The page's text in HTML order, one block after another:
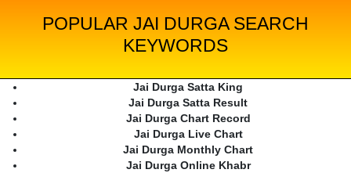
POPULAR JAI DURGA SEARCH
KEYWORDS
Jai Durga Satta King
Jai Durga Satta Result
Jai Durga Chart Record
Jai Durga Live Chart
Jai Durga Monthly Chart
Jai Durga Online Khabr